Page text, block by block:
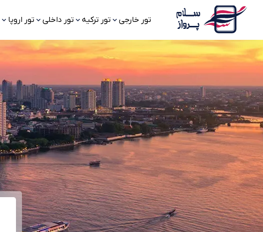
تور خارجی تور ترکیه تور داخلی تور اروپا